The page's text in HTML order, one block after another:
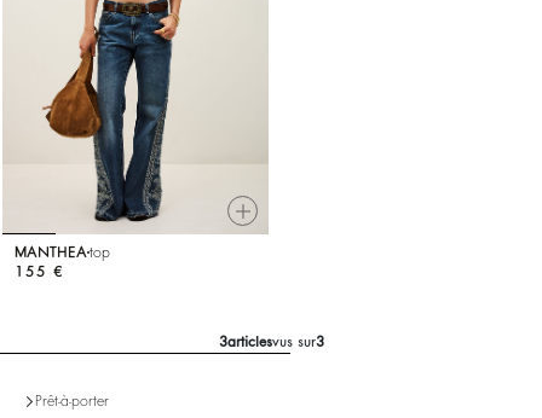
MANTHEAtop
155 €
3articlesvus sur3
Prêt-à-porter